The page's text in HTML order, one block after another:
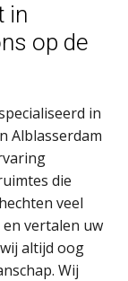
in
op de
in
Alblasserdam
die
veel
vertalen uw
altijd oog
Wij